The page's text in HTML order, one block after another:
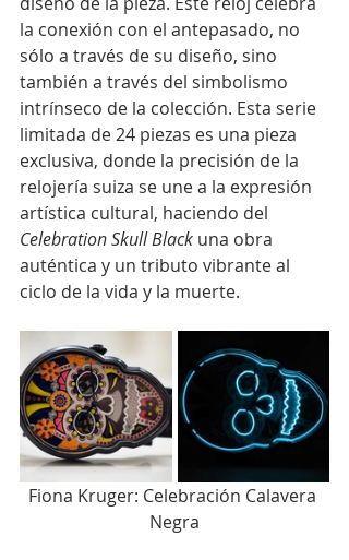
la conexión con el antepasado, no
sólo a través de su diseño, sino
también a través del simbolismo
intrínseco de la colección. Esta serie
limitada de 24 piezas es una pieza
exclusiva, donde la precisión de la
relojería suiza se une a la expresión
artística cultural, haciendo del
Celebration Skull Black una obra
auténtica y un tributo vibrante al
ciclo de la vida y la muerte.
Fiona Kruger: Celebración Calavera
Negra